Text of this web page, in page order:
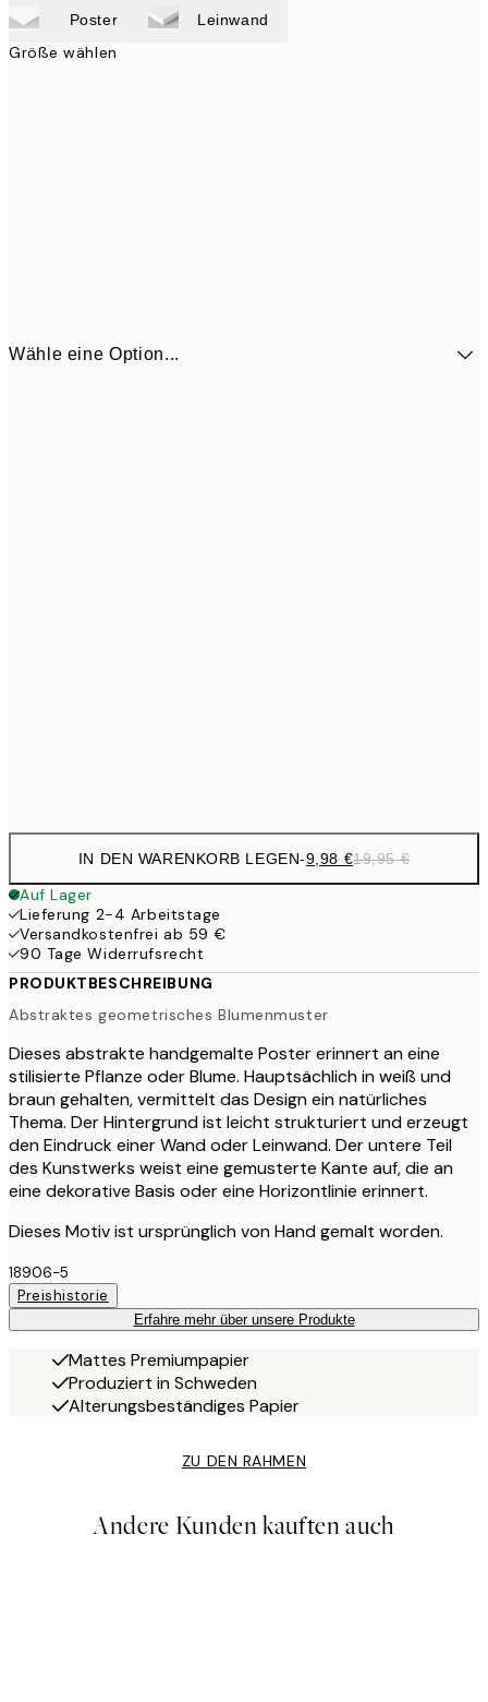
Poster Leinwand
Größe wählen
Wähle eine Option...
IN DEN WARENKORB LEGEN-9,98 €19,95 €
Auf Lager
Lieferung 2-4 Arbeitstage
Versandkostenfrei ab 59 €
90 Tage Widerrufsrecht
PRODUKTBESCHREIBUNG
Abstraktes geometrisches Blumenmuster
Dieses abstrakte handgemalte Poster erinnert an eine
stilisierte Pflanze oder Blume. Hauptsächlich in weiß und
braun gehalten, vermittelt das Design ein natürliches
Thema. Der Hintergrund ist leicht strukturiert und erzeugt
den Eindruck einer Wand oder Leinwand. Der untere Teil
des Kunstwerks weist eine gemusterte Kante auf, die an
eine dekorative Basis oder eine Horizontlinie erinnert.
Dieses Motiv ist ursprünglich von Hand gemalt worden.
18906-5
Preishistorie
Erfahre mehr über unsere Produkte
Mattes Premiumpapier
Produziert in Schweden
Alterungsbeständiges Papier
ZU DEN RAHMEN
Andere Kunden kauften auch